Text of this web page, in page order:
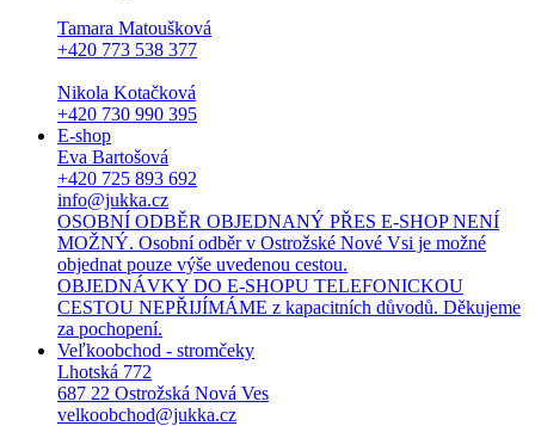
Tamara Matoušková
+420 773 538 377
Nikola Kotačková
+420 730 990 395
E-shop
Eva Bartošová
+420 725 893 692
info@jukka.cz
OSOBNÍ ODBĚR OBJEDNANÝ PŘES E-SHOP NENÍ
MOŽNÝ. Osobní odběr v Ostrožské Nové Vsi je možné
objednat pouze výše uvedenou cestou.
OBJEDNÁVKY DO E-SHOPU TELEFONICKOU
CESTOU NEPŘIJÍMÁME z kapacitních důvodů. Děkujeme
za pochopení.
Veľkoobchod - stromčeky
Lhotská 772
687 22 Ostrožská Nová Ves
velkoobchod@jukka.cz